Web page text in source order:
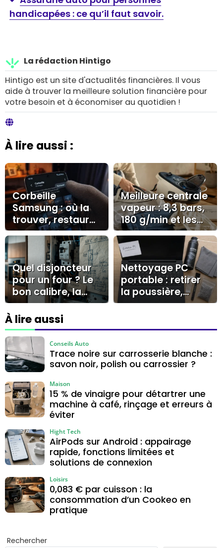
handicapées : ce qu’il faut savoir.
La rédaction Hintigo
Hintigo est un site d'actualités financières. Il vous
aide à trouver la meilleure solution financière pour
votre besoin et à économiser au quotidien !
À lire aussi :
Corbeille
Samsung : où la
trouver, restaurer
vos fichiers et
agir avant 30
jours
Meilleure centrale
vapeur : 8,3 bars,
180 g/min et les
erreurs qui
coûtent cher
Quel disjoncteur
pour un four ? Le
bon calibre, la
bonne section et
le cas du 32A
Nettoyage PC
portable : retirer
la poussière,
limiter la
corriger les
À lire aussi
Trace noire sur carrosserie blanche :
savon noir, polish ou carrossier ?
Conseils Auto
15 % de vinaigre pour détartrer une
machine à café, rinçage et erreurs à
éviter
Maison
AirPods sur Android : appairage
rapide, fonctions limitées et
solutions de connexion
Hight Tech
0,083 € par cuisson : la
consommation d’un Cookeo en
pratique
Loisirs
Rechercher